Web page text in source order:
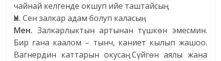
чайнай келгенде окшуп ийе таштайсың.
Үн. Сен залкар адам болуп каласың.
Мен. Залкарлыктын артынан түшкөн эмесмин.
Бир гана каалом – тынч, каниет кылып жашоо.
Вагнердин каттарын окусаң. Сүйгөн аялы жана